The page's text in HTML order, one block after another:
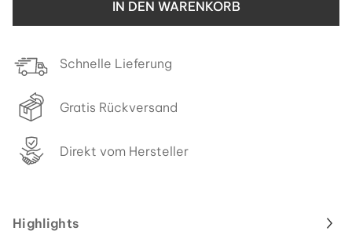
IN DEN WARENKORB
Schnelle Lieferung
Gratis Rückversand
Direkt vom Hersteller
Highlights